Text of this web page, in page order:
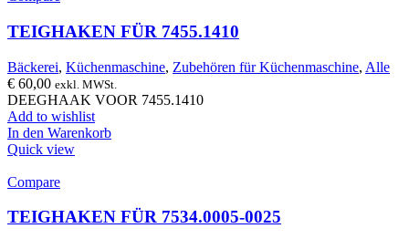
TEIGHAKEN FÜR 7455.1410
Bäckerei, Küchenmaschine, Zubehören für Küchenmaschine, Alle
€ 60,00 exkl. MWSt.
DEEGHAAK VOOR 7455.1410
Add to wishlist
In den Warenkorb
Quick view
Compare
TEIGHAKEN FÜR 7534.0005-0025